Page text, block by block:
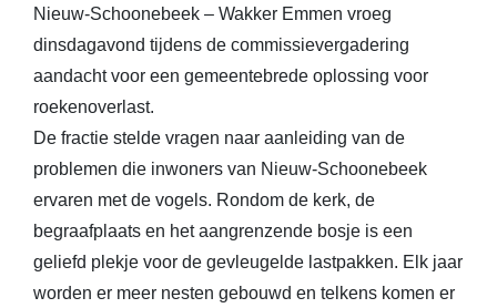
Nieuw-Schoonebeek – Wakker Emmen vroeg
dinsdagavond tijdens de commissievergadering
aandacht voor een gemeentebrede oplossing voor
roekenoverlast.
De fractie stelde vragen naar aanleiding van de
problemen die inwoners van Nieuw-Schoonebeek
ervaren met de vogels. Rondom de kerk, de
begraafplaats en het aangrenzende bosje is een
geliefd plekje voor de gevleugelde lastpakken. Elk jaar
worden er meer nesten gebouwd en telkens komen er